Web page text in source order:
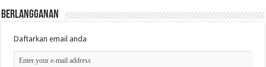
Berlangganan
Daftarkan email anda